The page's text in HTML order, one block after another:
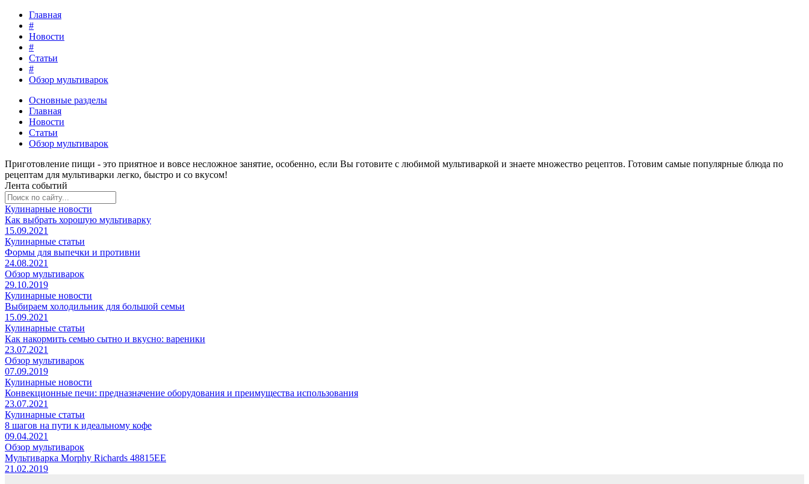
Главная
#
Новости
#
Статьи
#
Обзор мультиварок
Основные разделы
Главная
Новости
Статьи
Обзор мультиварок
Приготовление пищи - это приятное и вовсе несложное занятие, особенно, если Вы готовите с любимой мультиваркой и знаете множество рецептов. Готовим самые популярные блюда по
рецептам для мультиварки легко, быстро и со вкусом!
Лента событий
Кулинарные новости
Как выбрать хорошую мультиварку
15.09.2021
Кулинарные статьи
Формы для выпечки и противни
24.08.2021
Обзор мультиварок
29.10.2019
Кулинарные новости
Выбираем холодильник для большой семьи
15.09.2021
Кулинарные статьи
Как накормить семью сытно и вкусно: вареники
23.07.2021
Обзор мультиварок
07.09.2019
Кулинарные новости
Конвекционные печи: предназначение оборудования и преимущества использования
23.07.2021
Кулинарные статьи
8 шагов на пути к идеальному кофе
09.04.2021
Обзор мультиварок
Мультиварка Morphy Richards 48815EE
21.02.2019